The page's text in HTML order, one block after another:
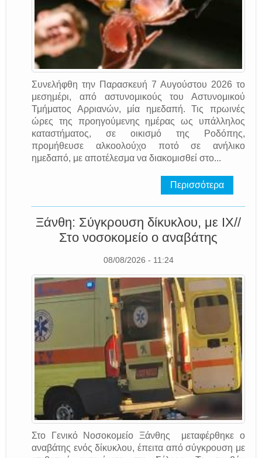
Συνελήφθη την Παρασκευή 7 Αυγούστου 2026 το
μεσημέρι, από αστυνομικούς του Αστυνομικού
Τμήματος Αρριανών, μία ημεδαπή. Τις πρωινές
ώρες της προηγούμενης ημέρας ως υπάλληλος
καταστήματος, σε οικισμό της Ροδόπης,
προμήθευσε αλκοολούχο ποτό σε ανήλικο
ημεδαπό, με αποτέλεσμα να διακομισθεί στο...
Περισσότερα
Ξάνθη: Σύγκρουση δίκυκλου, με ΙΧ//
Στο νοσοκομείο ο αναβάτης
08/08/2026 - 11:24
Στο Γενικό Νοσοκομείο Ξάνθης μεταφέρθηκε ο
αναβάτης ενός δίκυκλου, έπειτα από σύγκρουση με